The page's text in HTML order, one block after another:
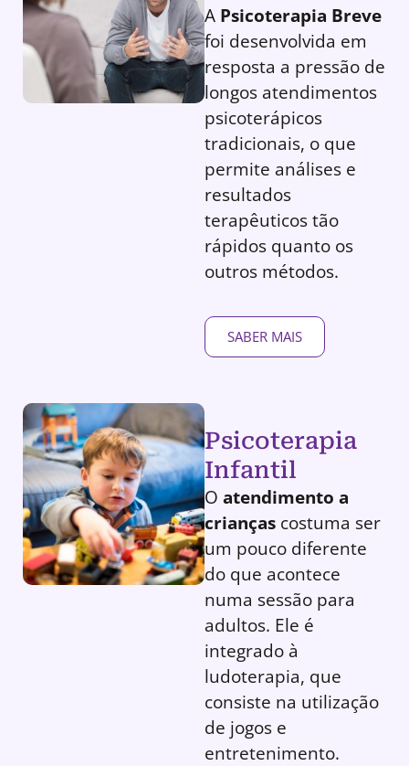
A Psicoterapia Breve
foi desenvolvida em
resposta a pressão de
longos atendimentos
psicoterápicos
tradicionais, o que
permite análises e
resultados
terapêuticos tão
rápidos quanto os
outros métodos.
SABER MAIS
Psicoterapia
Infantil
O atendimento a
crianças costuma ser
um pouco diferente
do que acontece
numa sessão para
adultos. Ele é
integrado à
ludoterapia, que
consiste na utilização
de jogos e
entretenimento.